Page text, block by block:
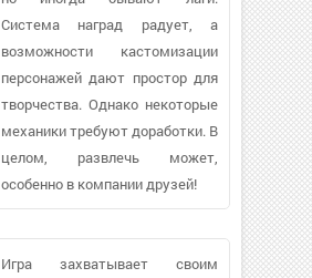
Система наград радует, а
возможности кастомизации
персонажей дают простор для
творчества. Однако некоторые
механики требуют доработки. В
целом, развлечь может,
особенно в компании друзей!
Игра захватывает своим